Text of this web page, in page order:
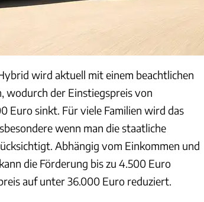
wird aktuell mit einem beachtlichen
wodurch der Einstiegspreis von
Euro sinkt. Für viele Familien wird das
wenn man die staatliche
Abhängig vom Einkommen und
die Förderung bis zu 4.500 Euro
auf unter 36.000 Euro reduziert.